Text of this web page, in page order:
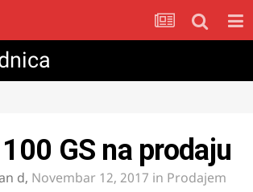
GS na prodaju
d, Novembar 12, 2017 in Prodajem